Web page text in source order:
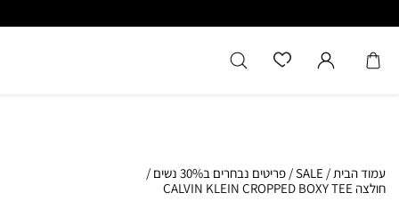
עמוד הבית/
SALE
/ פריטים נבחרים ב30% נשים
/
חולצה CALVIN KLEIN CROPPED BOXY TEE